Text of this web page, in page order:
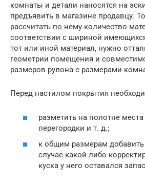
комнаты и детали наносятся на
предъявить в магазине продавцу.
рассчитать по нему количество
соответствии с шириной
тот или иной материал, нужно
геометрии помещения и
размеров рулона с размерами
Перед настилом покрытия
разметить на полотне
перегородки и т. д.;
к общим размерам
случае какой-либо
куска у него оставался